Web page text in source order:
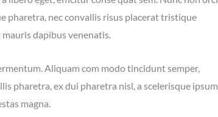
pharetra, nec convallis risus placerat tristique
dapibus venenatis.
Aliquam com modo tincidunt semper,
pharetra, ex dui pharetra nisl, a scelerisque ipsum
magna.